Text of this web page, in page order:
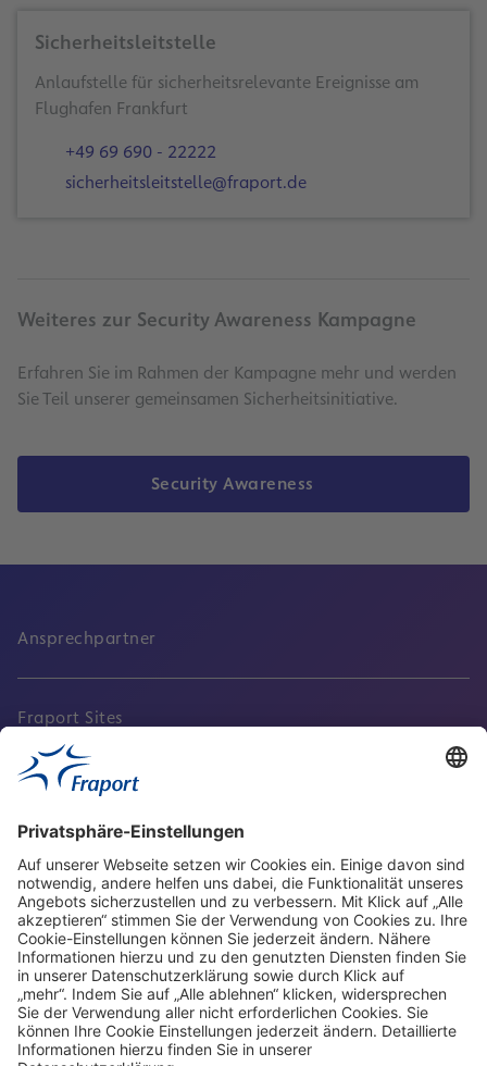
Sicherheitsleitstelle
Anlaufstelle für sicherheitsrelevante Ereignisse am
Flughafen Frankfurt
+49 69 690 - 22222
sicherheitsleitstelle@fraport.de
Weiteres zur Security Awareness Kampagne
Erfahren Sie im Rahmen der Kampagne mehr und werden
Sie Teil unserer gemeinsamen Sicherheitsinitiative.
Security Awareness
Ansprechpartner
Fraport Sites
Aktuell
Service
Frankfurt Airport
properties.socialType
properties.socialType
properties.socialType
properties.socialType